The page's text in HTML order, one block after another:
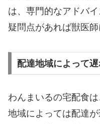
は、専門的なアドバ
疑問点があれば獣医
配達地域によって
わんまいるの宅配食
地域によっては配達